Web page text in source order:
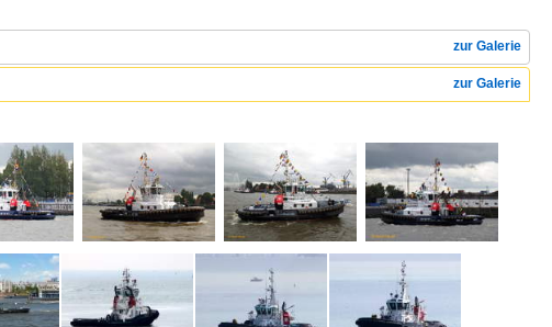
zur Galerie
zur Galerie